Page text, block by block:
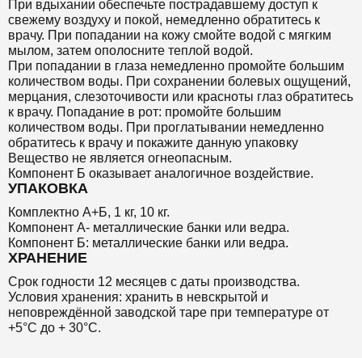
При вдыхании обеспечьте пострадавшему доступ к
свежему воздуху и покой, немедленно обратитесь к
врачу. При попадании на кожу смойте водой с мягким
мылом, затем ополосните теплой водой.
При попадании в глаза немедленно промойте большим
количеством воды. При сохранении болевых ощущений,
мерцания, слезоточивости или красноты глаз обратитесь
к врачу. Попадание в рот: промойте большим
количеством воды. При проглатывании немедленно
обратитесь к врачу и покажите данную упаковку
Вещество не является огнеопасным.
Компонент Б оказывает аналогичное воздействие.
УПАКОВКА
Комплектно А+Б, 1 кг, 10 кг.
Компонент А- металлические банки или ведра.
Компонент Б: металлические банки или ведра.
ХРАНЕНИЕ
Срок годности 12 месяцев с даты производства.
Условия хранения: хранить в невскрытой и
неповреждённой заводской таре при температуре от
+5°С до + 30°С.